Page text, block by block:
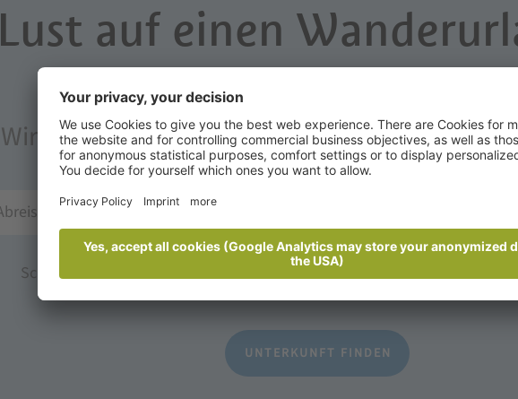
Lust auf einen
Algund?
Wir helfen Ihnen gerne, Ihren Urlaub in
Schnell & sicher buchen Alle Unterkünfte im Überblick
UNTERKUNFT FINDEN